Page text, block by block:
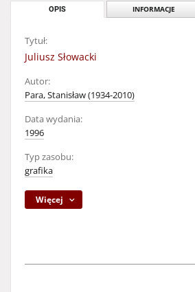
OPIS INFORMACJE
Tytuł:
Juliusz Słowacki
Autor:
Para, Stanisław (1934-2010)
Data wydania:
1996
Typ zasobu:
grafika
Więcej